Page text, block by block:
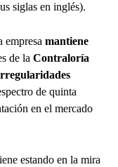
siglas en inglés).
empresa mantiene
de la Contraloría
de quinta
en el mercado
estando en la mira